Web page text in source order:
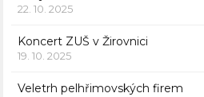
22. 10. 2025
Koncert ZUŠ v Žirovnici
19. 10. 2025
Veletrh pelhřimovských firem